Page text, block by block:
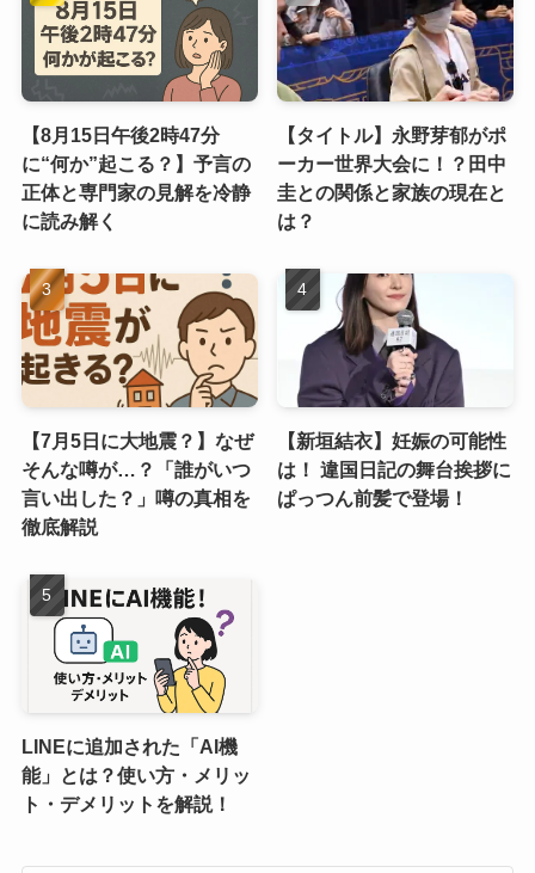
【8月15日午後2時47分
に“何か”起こる？】予言の
正体と専門家の見解を冷静
に読み解く
【タイトル】永野芽郁がポ
ーカー世界大会に！？田中
圭との関係と家族の現在と
は？
【7月5日に大地震？】なぜ
そんな噂が…？「誰がいつ
言い出した？」噂の真相を
徹底解説
【新垣結衣】妊娠の可能性
は！ 違国日記の舞台挨拶に
ぱっつん前髪で登場！
LINEに追加された「AI機
能」とは？使い方・メリッ
ト・デメリットを解説！